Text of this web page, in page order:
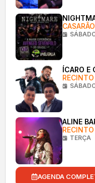
ÍCARO E
ALINE
RECINTO
TERÇA
AGENDA